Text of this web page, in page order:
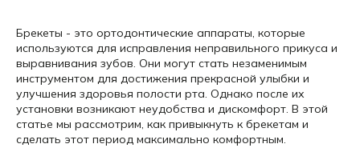
Брекеты - это ортодонтические аппараты, которые
используются для исправления неправильного прикуса и
выравнивания зубов. Они могут стать незаменимым
инструментом для достижения прекрасной улыбки и
улучшения здоровья полости рта. Однако после их
установки возникают неудобства и дискомфорт. В этой
статье мы рассмотрим, как привыкнуть к брекетам и
сделать этот период максимально комфортным.